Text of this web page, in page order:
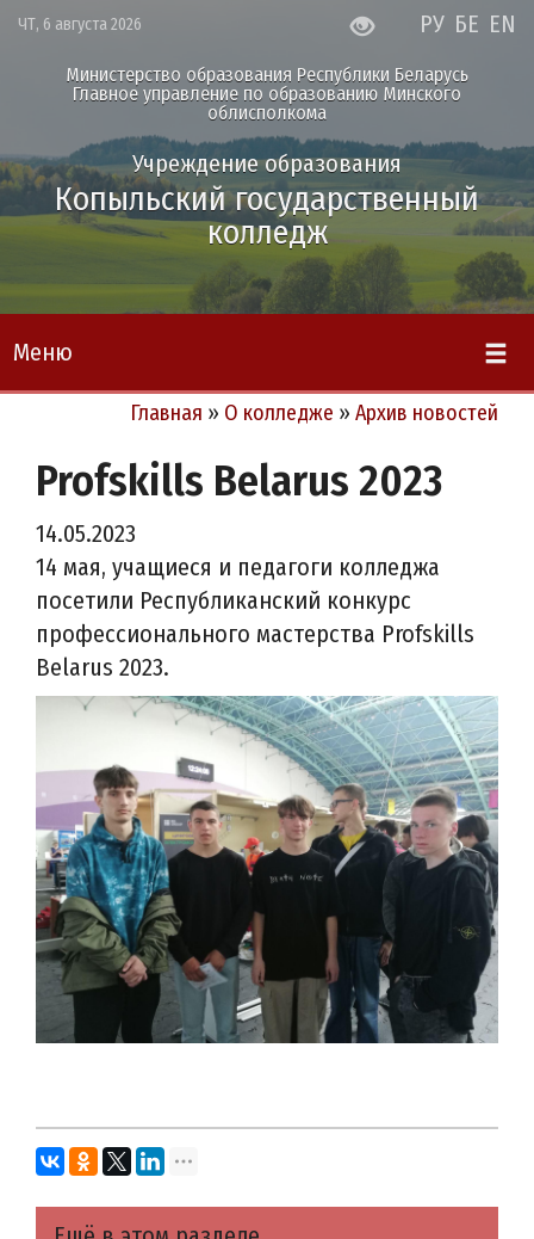
ЧТ, 6 августа 2026 РУ БЕ EN
Министерство образования Республики Беларусь
Главное управление по образованию Минского
облисполкома
Учреждение образования
Копыльский государственный
колледж
Меню
Главная » О колледже » Архив новостей
Profskills Belarus 2023
14.05.2023
14 мая, учащиеся и педагоги колледжа
посетили Республиканский конкурс
профессионального мастерства Profskills
Belarus 2023.